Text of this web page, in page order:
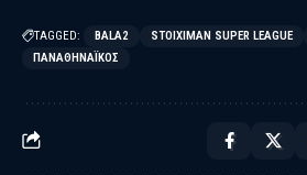
TAGGED: BALA2 STOIXIMAN SUPER LEAGUE
ΠΑΝΑΘΗΝΑΪΚΌΣ